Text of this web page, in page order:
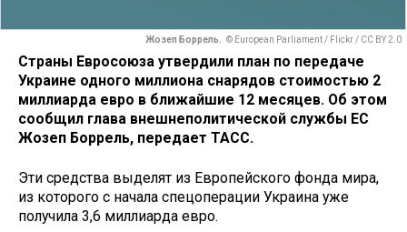
Жозеп Боррель. © European Parliament / Flickr / CC BY 2.0
Страны Евросоюза утвердили план по передаче
Украине одного миллиона снарядов стоимостью 2
миллиарда евро в ближайшие 12 месяцев. Об этом
сообщил глава внешнеполитической службы ЕС
Жозеп Боррель, передает ТАСС.
Эти средства выделят из Европейского фонда мира,
из которого с начала спецоперации Украина уже
получила 3,6 миллиарда евро.